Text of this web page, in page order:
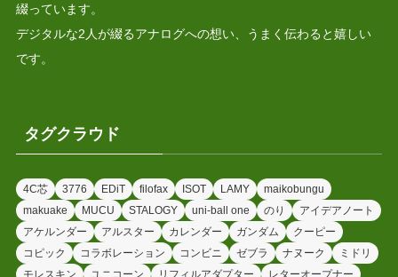
綴っています。
デジタルな2人が綴るアナログへの想い、うまく伝わると嬉しい
です。
タグクラウド
4C芯 3776 EDiT filofax ISOT LAMY
maikobungu
makuake
MUCU STALOGY uni-ball one のり
アイデアノート
アケルンダー
アルスター カレンダー ガンダム
クーピー
コピック
コラボレーション コンビニ ゼブラ ナヌーク
ミドリ
モレスキン
ユニコーン リフィルアダプター レターオープナー